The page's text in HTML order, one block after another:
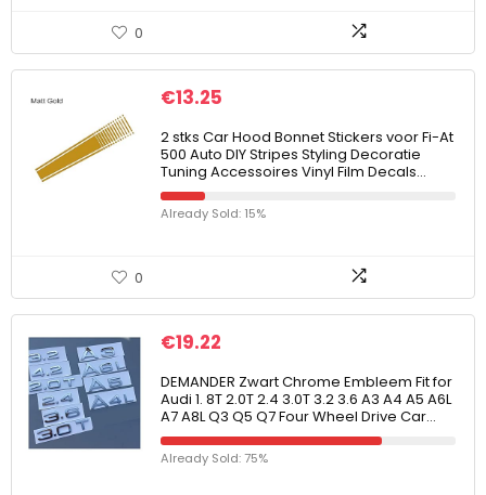
0
€13.25
2 stks Car Hood Bonnet Stickers voor Fi-At
500 Auto DIY Stripes Styling Decoratie
Tuning Accessoires Vinyl Film Decals…
Already Sold: 15%
0
€19.22
DEMANDER Zwart Chrome Embleem Fit for
Audi 1. 8T 2.0T 2.4 3.0T 3.2 3.6 A3 A4 A5 A6L
A7 A8L Q3 Q5 Q7 Four Wheel Drive Car…
Already Sold: 75%